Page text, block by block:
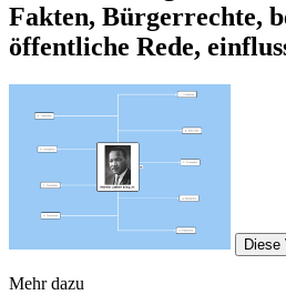
Fakten, Bürgerrechte,
öffentliche Rede,
Diese
Mehr dazu